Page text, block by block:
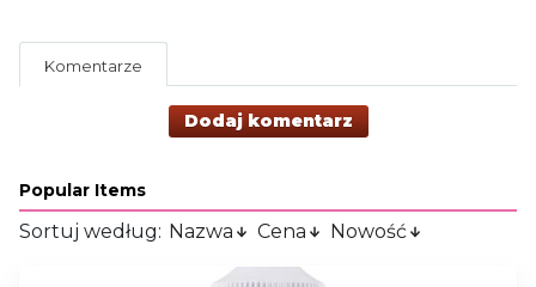
Komentarze
Dodaj komentarz
Popular Items
Sortuj według: Nazwa Cena Nowość